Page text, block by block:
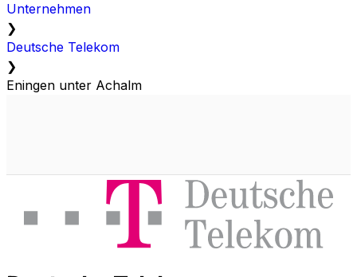
Unternehmen
❯
Deutsche Telekom
❯
Eningen unter Achalm